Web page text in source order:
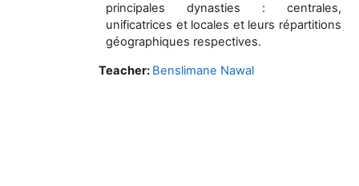
principales dynasties : centrales,
unificatrices et locales et leurs répartitions
géographiques respectives.
Teacher: Benslimane Nawal